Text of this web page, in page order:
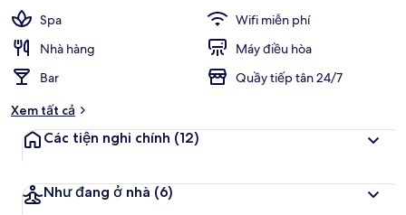
Spa
Wifi miễn phí
Nhà hàng
Máy điều hòa
Bar
Quầy tiếp tân 24/7
Xem tất cả
Các tiện nghi chính (12)
Như đang ở nhà (6)